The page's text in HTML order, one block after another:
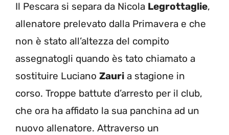
Il Pescara si separa da Nicola Legrottaglie,
allenatore prelevato dalla Primavera e che
non è stato all’altezza del compito
assegnatogli quando ès tato chiamato a
sostituire Luciano Zauri a stagione in
corso. Troppe battute d’arresto per il club,
che ora ha affidato la sua panchina ad un
nuovo allenatore. Attraverso un